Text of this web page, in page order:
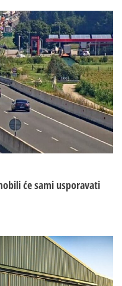
će sami usporavati